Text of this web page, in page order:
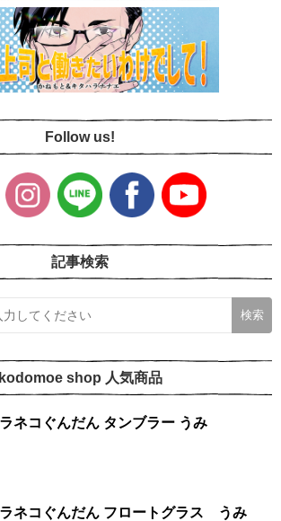
Follow us!
記事検索
kodomoe shop 人気商品
ノラネコぐんだん タンブラー うみ
ノラネコぐんだん フロートグラス うみ